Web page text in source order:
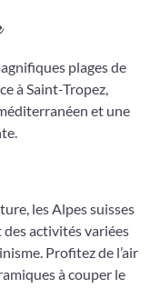
plages de
à Saint-Tropez,
et une
les Alpes suisses
activités variées
Profitez de l’air
à couper le